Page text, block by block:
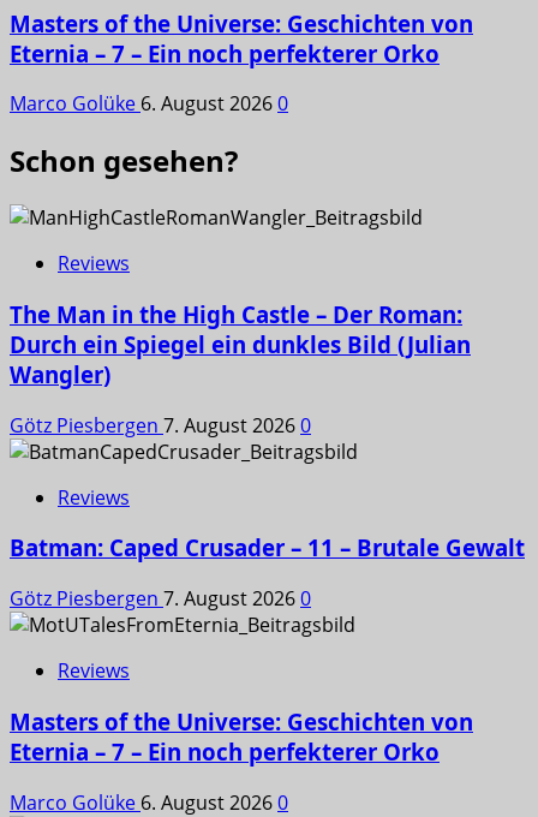
Masters of the Universe: Geschichten von
Eternia – 7 – Ein noch perfekterer Orko
Marco Golüke 6. August 20260
Schon gesehen?
Reviews
The Man in the High Castle – Der Roman:
Durch ein Spiegel ein dunkles Bild (Julian
Wangler)
Götz Piesbergen 7. August 20260
Reviews
Batman: Caped Crusader – 11 – Brutale Gewalt
Götz Piesbergen 7. August 20260
Reviews
Masters of the Universe: Geschichten von
Eternia – 7 – Ein noch perfekterer Orko
Marco Golüke 6. August 20260